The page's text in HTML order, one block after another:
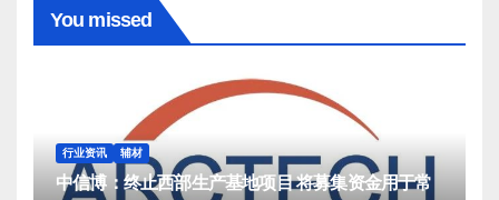
You missed
行业资讯 辅材
中信博：终止西部生产基地项目 将募集资金用于常